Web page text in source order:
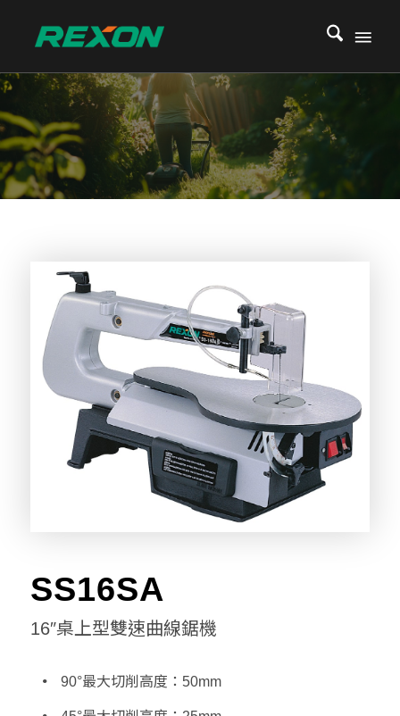
SS16SA
16″桌上型雙速曲線鋸機
90°最大切削高度：50mm